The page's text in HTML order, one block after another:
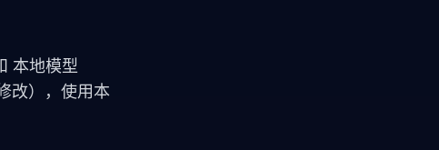
本地模型
改），使用本